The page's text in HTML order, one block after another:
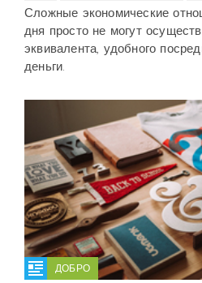
Сложные экономические
дня просто не могут
эквивалента, удобного
деньги.
ДОБРО